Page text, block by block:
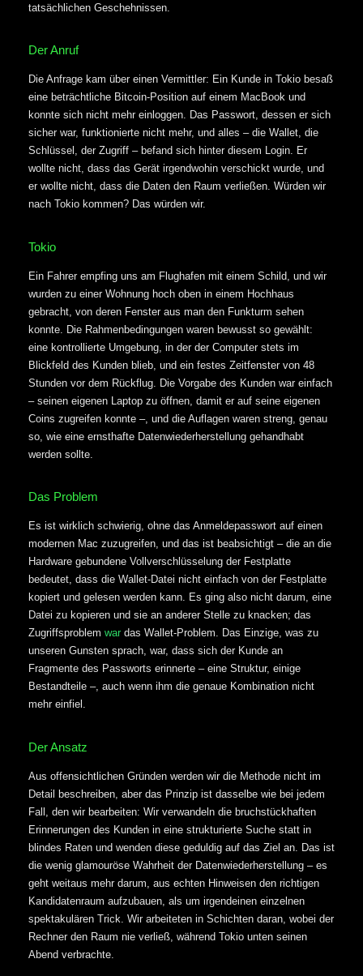
tatsächlichen Geschehnissen.
Der Anruf
Die Anfrage kam über einen Vermittler: Ein Kunde in Tokio besaß
eine beträchtliche Bitcoin-Position auf einem MacBook und
konnte sich nicht mehr einloggen. Das Passwort, dessen er sich
sicher war, funktionierte nicht mehr, und alles – die Wallet, die
Schlüssel, der Zugriff – befand sich hinter diesem Login. Er
wollte nicht, dass das Gerät irgendwohin verschickt wurde, und
er wollte nicht, dass die Daten den Raum verließen. Würden wir
nach Tokio kommen? Das würden wir.
Tokio
Ein Fahrer empfing uns am Flughafen mit einem Schild, und wir
wurden zu einer Wohnung hoch oben in einem Hochhaus
gebracht, von deren Fenster aus man den Funkturm sehen
konnte. Die Rahmenbedingungen waren bewusst so gewählt:
eine kontrollierte Umgebung, in der der Computer stets im
Blickfeld des Kunden blieb, und ein festes Zeitfenster von 48
Stunden vor dem Rückflug. Die Vorgabe des Kunden war einfach
– seinen eigenen Laptop zu öffnen, damit er auf seine eigenen
Coins zugreifen konnte –, und die Auflagen waren streng, genau
so, wie eine ernsthafte Datenwiederherstellung gehandhabt
werden sollte.
Das Problem
Es ist wirklich schwierig, ohne das Anmeldepasswort auf einen
modernen Mac zuzugreifen, und das ist beabsichtigt – die an die
Hardware gebundene Vollverschlüsselung der Festplatte
bedeutet, dass die Wallet-Datei nicht einfach von der Festplatte
kopiert und gelesen werden kann. Es ging also nicht darum, eine
Datei zu kopieren und sie an anderer Stelle zu knacken; das
Zugriffsproblem war das Wallet-Problem. Das Einzige, was zu
unseren Gunsten sprach, war, dass sich der Kunde an
Fragmente des Passworts erinnerte – eine Struktur, einige
Bestandteile –, auch wenn ihm die genaue Kombination nicht
mehr einfiel.
Der Ansatz
Aus offensichtlichen Gründen werden wir die Methode nicht im
Detail beschreiben, aber das Prinzip ist dasselbe wie bei jedem
Fall, den wir bearbeiten: Wir verwandeln die bruchstückhaften
Erinnerungen des Kunden in eine strukturierte Suche statt in
blindes Raten und wenden diese geduldig auf das Ziel an. Das ist
die wenig glamouröse Wahrheit der Datenwiederherstellung – es
geht weitaus mehr darum, aus echten Hinweisen den richtigen
Kandidatenraum aufzubauen, als um irgendeinen einzelnen
spektakulären Trick. Wir arbeiteten in Schichten daran, wobei der
Rechner den Raum nie verließ, während Tokio unten seinen
Abend verbrachte.